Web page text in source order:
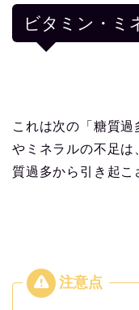
ビタミン・ミ
これは次の「糖質
やミネラルの不足は
質過多から引き起こ